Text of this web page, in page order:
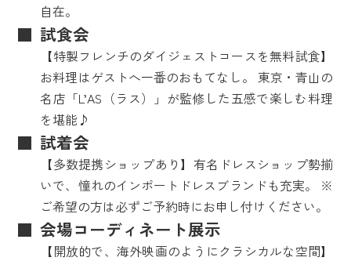
自在。
試食会
【特製フレンチのダイジェストコースを無料試食】
お料理はゲストへ一番のおもてなし。 東京・青山の
名店「L’AS（ラス）」が監修した五感で楽しむ料理
を堪能♪
試着会
【多数提携ショップあり】有名ドレスショップ勢揃
いで、憧れのインポートドレスブランドも充実。 ※
ご希望の方は必ずご予約時にお申し付けください。
会場コーディネート展示
【開放的で、海外映画のようにクラシカルな空間】